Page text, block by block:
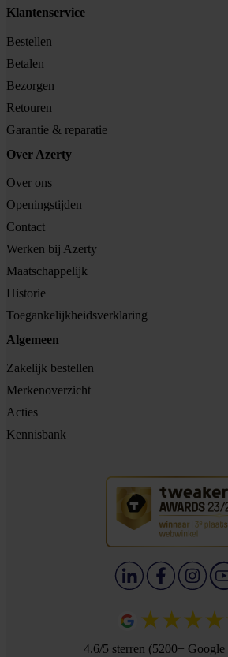
Klantenservice
Bestellen
Betalen
Bezorgen
Retouren
Garantie & reparatie
Over Azerty
Over ons
Openingstijden
Contact
Werken bij Azerty
Maatschappelijk
Historie
Toegankelijkheidsverklaring
Algemeen
Zakelijk bestellen
Merkenoverzicht
Acties
Kennisbank
4.6/5 sterren (5200+